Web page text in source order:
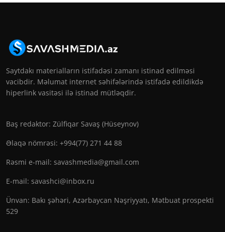
Saytdakı materialların istifadəsi zamanı istinad edilməsi
vacibdir. Məlumat internet səhifələrində istifadə edildikdə
hiperlink vasitəsi ilə istinad mütləqdir.
Baş redaktor: Zülfiqar Savaş (Hüseynov)
Əlaqə nömrəsi: +994(77) 271 44 88
Rəsmi e-mail: savashmedia@gmail.com
E-mail: savashci@inbox.ru
Ünvan: Bakı şəhəri, Azərbaycan Nəşriyyatı, Mətbuat prospekti
529